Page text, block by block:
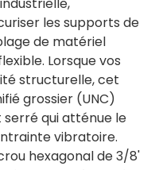
les supports de
de matériel
Lorsque vos
structurelle, cet
grossier (UNC)
qui atténue le
vibratoire.
hexagonal de 3/8'